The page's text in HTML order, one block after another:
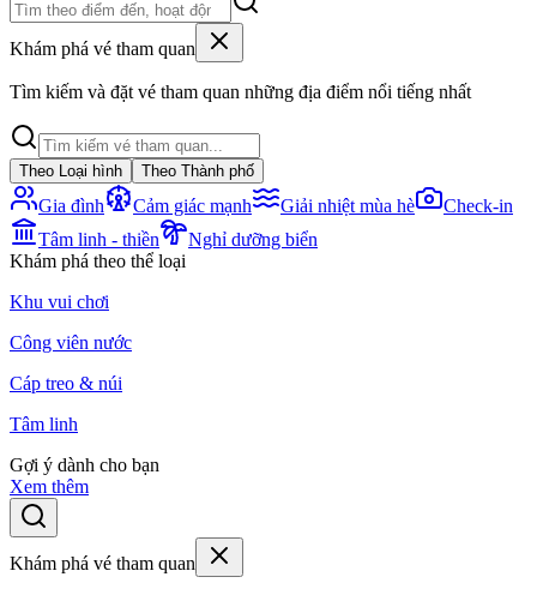
Khám phá vé tham quan
Tìm kiếm và đặt vé tham quan những địa điểm nổi tiếng nhất
Theo Loại hình Theo Thành phố
Gia đình Cảm giác mạnh Giải nhiệt mùa hè
Check-in
Tâm linh - thiền
Nghỉ dưỡng biển
Khám phá theo thể loại
Khu vui chơi
Công viên nước
Cáp treo & núi
Tâm linh
Gợi ý dành cho bạn
Xem thêm
Khám phá vé tham quan